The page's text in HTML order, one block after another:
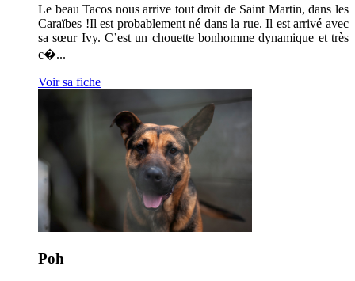
Le beau Tacos nous arrive tout droit de Saint Martin, dans les
Caraïbes !Il est probablement né dans la rue. Il est arrivé avec
sa sœur Ivy. C’est un chouette bonhomme dynamique et très
c�...
Voir sa fiche
Poh